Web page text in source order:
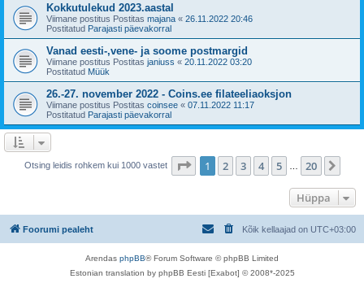
Kokkutulekud 2023.aastal
Viimane postitus Postitas majana « 26.11.2022 20:46
Postitatud Parajasti päevakorral
Vanad eesti-,vene- ja soome postmargid
Viimane postitus Postitas janiuss « 20.11.2022 03:20
Postitatud Müük
26.-27. november 2022 - Coins.ee filateeliaoksjon
Viimane postitus Postitas coinsee « 07.11.2022 11:17
Postitatud Parajasti päevakorral
Otsing leidis rohkem kui 1000 vastet 1 . leht20 -st
1 2 3 4 5 20
Hüppa
Foorumi pealeht Kõik kellaajad on UTC+03:00
Arendas phpBB® Forum Software © phpBB Limited
Estonian translation by phpBB Eesti [Exabot] © 2008*-2025